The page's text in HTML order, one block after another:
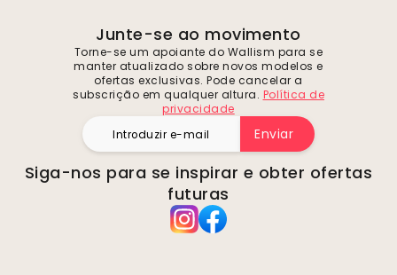
Junte-se ao movimento
Torne-se um apoiante do Wallism para se
manter atualizado sobre novos modelos e
ofertas exclusivas. Pode cancelar a
subscrição em qualquer altura. Política de
privacidade
Enviar
Siga-nos para se inspirar e obter ofertas
futuras